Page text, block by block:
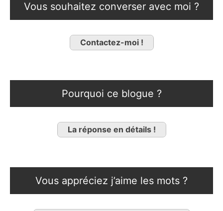
Vous souhaitez converser avec moi ?
Contactez-moi !
Pourquoi ce blogue ?
La réponse en détails !
Vous appréciez j’aime les mots ?